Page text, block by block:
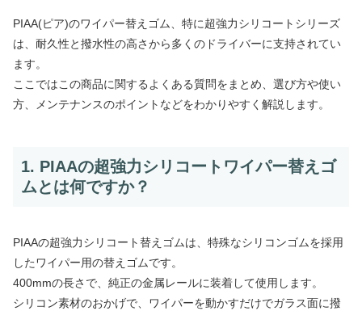
PIAA(ピア)のワイパー替えゴム、特に超強力シリコートシリーズ
は、耐久性と撥水性の高さから多くのドライバーに支持されてい
ます。
ここではこの商品に関するよくある質問をまとめ、選び方や使い
方、メンテナンスのポイントなどをわかりやすく解説します。
1. PIAAの超強力シリコートワイパー替えゴ
ムとは何ですか？
PIAAの超強力シリコート替えゴムは、特殊なシリコンゴムを採用
したワイパー用の替えゴムです。
400mmの長さで、純正の金属レールに装着して使用します。
シリコン素材のおかげで、ワイパーを動かすだけでガラス面に撥